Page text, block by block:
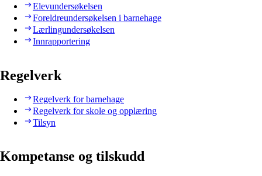
Elevundersøkelsen
Foreldreundersøkelsen i barnehage
Lærlingundersøkelsen
Innrapportering
Regelverk
Regelverk for barnehage
Regelverk for skole og opplæring
Tilsyn
Kompetanse og tilskudd